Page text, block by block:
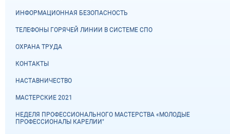
ИНФОРМАЦИОННАЯ БЕЗОПАСНОСТЬ
ТЕЛЕФОНЫ ГОРЯЧЕЙ ЛИНИИ В СИСТЕМЕ СПО
ОХРАНА ТРУДА
КОНТАКТЫ
НАСТАВНИЧЕСТВО
МАСТЕРСКИЕ 2021
НЕДЕЛЯ ПРОФЕССИОНАЛЬНОГО МАСТЕРСТВА «МОЛОДЫЕ
ПРОФЕССИОНАЛЫ КАРЕЛИИ"